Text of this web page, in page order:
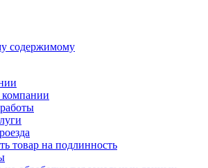
содержимому
товар на подлинность